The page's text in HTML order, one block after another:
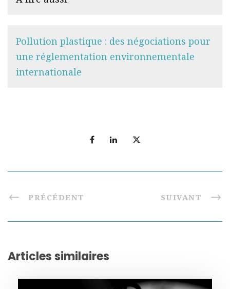
Pollution plastique : des négociations pour
une réglementation environnementale
internationale
PRÉCÉDENT SUIVANT
Articles similaires